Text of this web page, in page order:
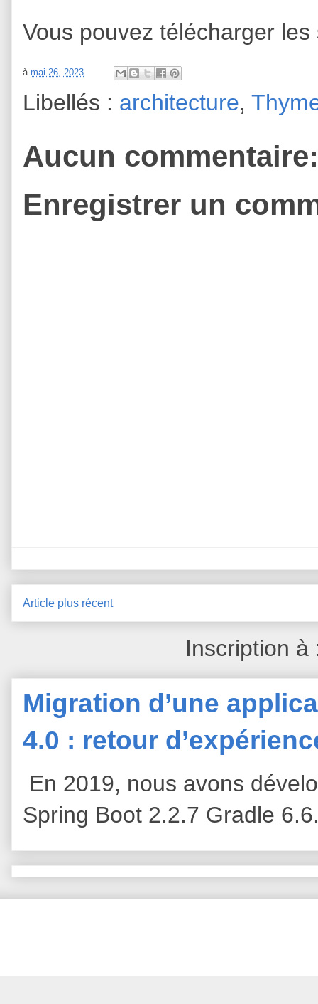
Vous pouvez télécharger
à mai 26, 2023
Libellés : architecture,
Aucun commentaire:
Enregistrer un
Article plus récent
Inscription
Migration d’une
4.0 : retour
En 2019, nous avons
Spring Boot 2.2.7 Gradle